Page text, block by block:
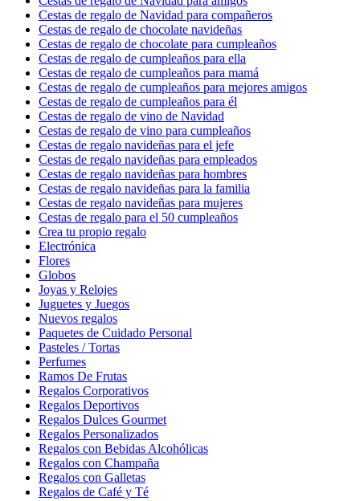
Cestas de regalo de Navidad para compañeros
Cestas de regalo de chocolate navideñas
Cestas de regalo de chocolate para cumpleaños
Cestas de regalo de cumpleaños para ella
Cestas de regalo de cumpleaños para mamá
Cestas de regalo de cumpleaños para mejores amigos
Cestas de regalo de cumpleaños para él
Cestas de regalo de vino de Navidad
Cestas de regalo de vino para cumpleaños
Cestas de regalo navideñas para el jefe
Cestas de regalo navideñas para empleados
Cestas de regalo navideñas para hombres
Cestas de regalo navideñas para la familia
Cestas de regalo navideñas para mujeres
Cestas de regalo para el 50 cumpleaños
Crea tu propio regalo
Electrónica
Flores
Globos
Joyas y Relojes
Juguetes y Juegos
Nuevos regalos
Paquetes de Cuidado Personal
Pasteles / Tortas
Perfumes
Ramos De Frutas
Regalos Corporativos
Regalos Deportivos
Regalos Dulces Gourmet
Regalos Personalizados
Regalos con Bebidas Alcohólicas
Regalos con Champaña
Regalos con Galletas
Regalos de Café y Té